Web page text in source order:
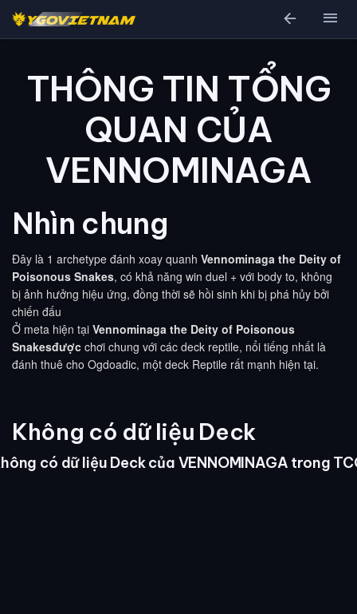
arrow_back menu
THÔNG TIN TỔNG
QUAN CỦA
VENNOMINAGA
Nhìn chung
Đây là 1 archetype đánh xoay quanh Vennominaga the Deity of
Poisonous Snakes, có khả năng win duel + với body to, không
bị ảnh hưởng hiệu ứng, đồng thời sẽ hồi sinh khi bị phá hủy bởi
chiến đấu
Ở meta hiện tại Vennominaga the Deity of Poisonous
Snakesđược chơi chung với các deck reptile, nổi tiếng nhất là
đánh thuê cho Ogdoadic, một deck Reptile rất mạnh hiện tại.
Không có dữ liệu Deck
có dữ liệu Deck của VENNOMINAGA trong